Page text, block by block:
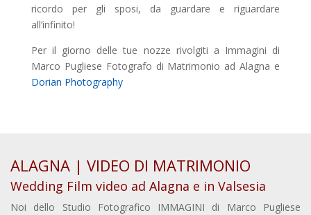
ricordo per gli sposi, da guardare e riguardare
all’infinito!
Per il giorno delle tue nozze rivolgiti a Immagini di
Marco Pugliese Fotografo di Matrimonio ad Alagna e
Dorian Photography
ALAGNA | VIDEO DI MATRIMONIO
Wedding Film video ad Alagna e in Valsesia
Noi dello Studio Fotografico IMMAGINI di Marco Pugliese